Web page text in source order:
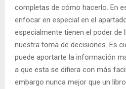
completas de cómo hacerlo. En
enfocar en especial en el
especialmente tienen el poder de
nuestra toma de decisiones. Es
puede aportarte la información
a que esta se difiera con más
embargo nunca mejor que un